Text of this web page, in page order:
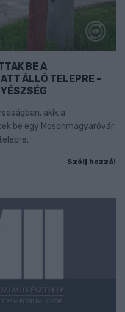
BE A
ÁLLÓ TELEPRE -
akik a
be egy Mosonmagyaróvár
Szólj hozzá!